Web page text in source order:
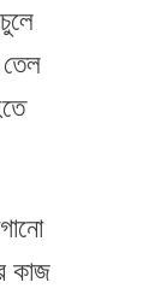
তেল
কাজ